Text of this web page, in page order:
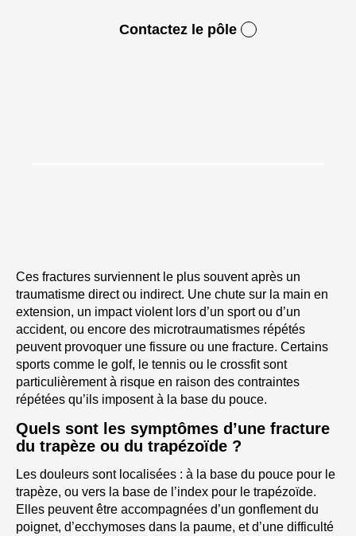
Contactez le pôle
Ces fractures surviennent le plus souvent après un
traumatisme direct ou indirect. Une chute sur la main en
extension, un impact violent lors d’un sport ou d’un
accident, ou encore des microtraumatismes répétés
peuvent provoquer une fissure ou une fracture. Certains
sports comme le golf, le tennis ou le crossfit sont
particulièrement à risque en raison des contraintes
répétées qu’ils imposent à la base du pouce.
Quels sont les symptômes d’une fracture
du trapèze ou du trapézoïde ?
Les douleurs sont localisées : à la base du pouce pour le
trapèze, ou vers la base de l’index pour le trapézoïde.
Elles peuvent être accompagnées d’un gonflement du
poignet, d’ecchymoses dans la paume, et d’une difficulté